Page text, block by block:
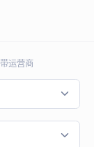
运营商